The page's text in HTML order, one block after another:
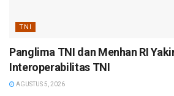
TNI
Panglima TNI dan Menhan RI
Interoperabilitas TNI
AGUSTUS 5, 2026